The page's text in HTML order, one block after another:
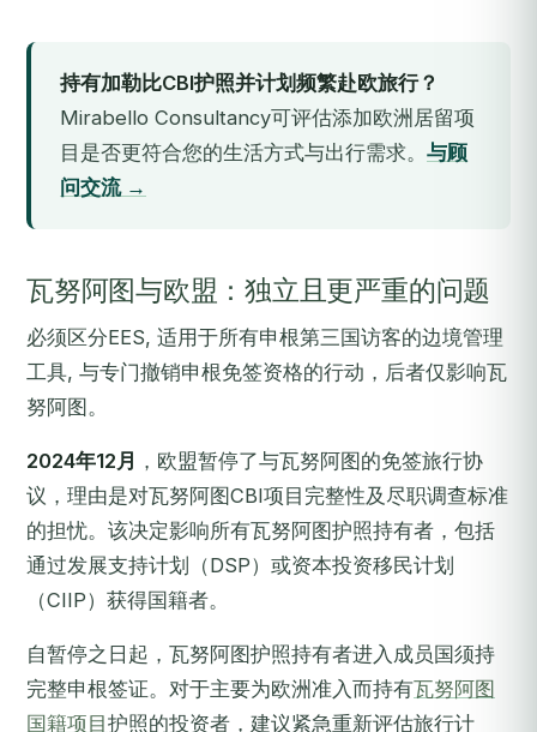
持有加勒比CBI护照并计划频繁赴欧旅行？
Mirabello Consultancy可评估添加欧洲居留项
目是否更符合您的生活方式与出行需求。 与顾
问交流 →
瓦努阿图与欧盟：独立且更严重的问题
必须区分EES, 适用于所有申根第三国访客的边境管理
工具, 与专门撤销申根免签资格的行动，后者仅影响瓦
努阿图。
2024年12月 ，欧盟暂停了与瓦努阿图的免签旅行协
议，理由是对瓦努阿图CBI项目完整性及尽职调查标准
的担忧。该决定影响所有瓦努阿图护照持有者，包括
通过发展支持计划（DSP）或资本投资移民计划
（CIIP）获得国籍者。
自暂停之日起，瓦努阿图护照持有者进入成员国须持
完整申根签证。对于主要为欧洲准入而持有瓦努阿图
国籍项目 护照的投资者，建议紧急重新评估旅行计